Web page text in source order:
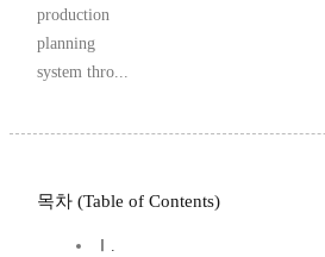
production
planning
system thro...
목차 (Table of Contents)
Ⅰ.